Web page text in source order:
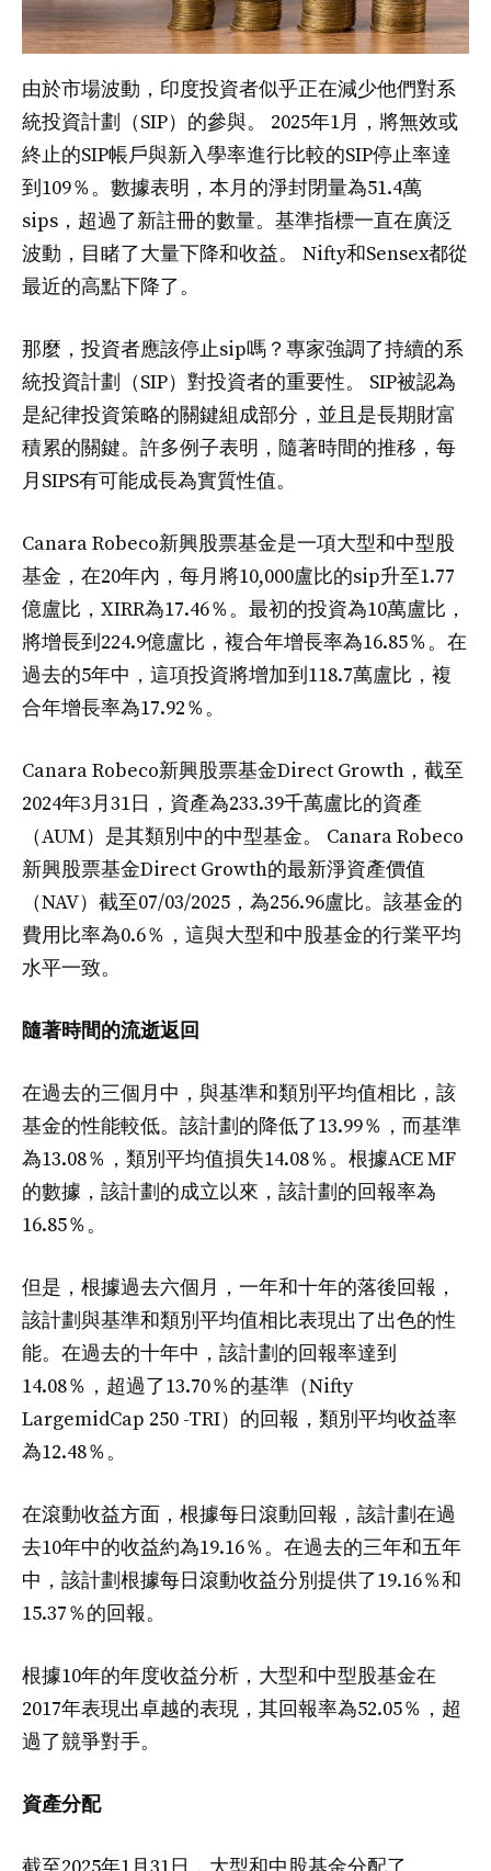
由於市場波動，印度投資者似乎正在減少他們對系
統投資計劃（SIP）的參與。 2025年1月，將無效或
終止的SIP帳戶與新入學率進行比較的SIP停止率達
到109％。數據表明，本月的淨封閉量為51.4萬
sips，超過了新註冊的數量。基準指標一直在廣泛
波動，目睹了大量下降和收益。 Nifty和Sensex都從
最近的高點下降了。
那麼，投資者應該停止sip嗎？專家強調了持續的系
統投資計劃（SIP）對投資者的重要性。 SIP被認為
是紀律投資策略的關鍵組成部分，並且是長期財富
積累的關鍵。許多例子表明，隨著時間的推移，每
月SIPS有可能成長為實質性值。
Canara Robeco新興股票基金是一項大型和中型股
基金，在20年內，每月將10,000盧比的sip升至1.77
億盧比，XIRR為17.46％。最初的投資為10萬盧比，
將增長到224.9億盧比，複合年增長率為16.85％。在
過去的5年中，這項投資將增加到118.7萬盧比，複
合年增長率為17.92％。
Canara Robeco新興股票基金Direct Growth，截至
2024年3月31日，資產為233.39千萬盧比的資產
（AUM）是其類別中的中型基金。 Canara Robeco
新興股票基金Direct Growth的最新淨資產價值
（NAV）截至07/03/2025，為256.96盧比。該基金的
費用比率為0.6％，這與大型和中股基金的行業平均
水平一致。
隨著時間的流逝返回
在過去的三個月中，與基準和類別平均值相比，該
基金的性能較低。該計劃的降低了13.99％，而基準
為13.08％，類別平均值損失14.08％。根據ACE MF
的數據，該計劃的成立以來，該計劃的回報率為
16.85％。
但是，根據過去六個月，一年和十年的落後回報，
該計劃與基準和類別平均值相比表現出了出色的性
能。在過去的十年中，該計劃的回報率達到
14.08％，超過了13.70％的基準（Nifty
LargemidCap 250 -TRI）的回報，類別平均收益率
為12.48％。
在滾動收益方面，根據每日滾動回報，該計劃在過
去10年中的收益約為19.16％。在過去的三年和五年
中，該計劃根據每日滾動收益分別提供了19.16％和
15.37％的回報。
根據10年的年度收益分析，大型和中型股基金在
2017年表現出卓越的表現，其回報率為52.05％，超
過了競爭對手。
資產分配